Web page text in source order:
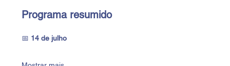
Programa resumido
📅 14 de julho